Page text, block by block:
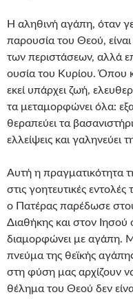
Η αληθινή αγάπη, όταν
παρουσία του Θεού,
των περιστάσεων, αλλά
ουσία του Κυρίου. Όπου
εκεί υπάρχει ζωή,
τα μεταμορφώνει όλα:
θεραπεύει τα
ελλείψεις και γαληνεύει
Αυτή η πραγματικότητα
στις γοητευτικές
ο Πατέρας παρέδωσε
Διαθήκης και στον
διαμορφώνει με αγάπη.
πνεύμα της θεϊκής
στη φύση μας αρχίζουν
θέλημα του Θεού δεν